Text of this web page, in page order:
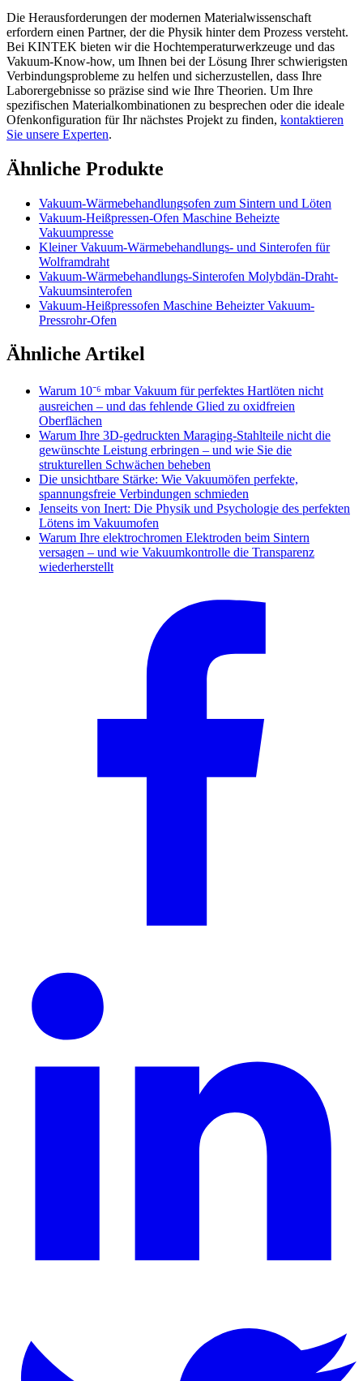
Die Herausforderungen der modernen Materialwissenschaft
erfordern einen Partner, der die Physik hinter dem Prozess versteht.
Bei KINTEK bieten wir die Hochtemperaturwerkzeuge und das
Vakuum-Know-how, um Ihnen bei der Lösung Ihrer schwierigsten
Verbindungsprobleme zu helfen und sicherzustellen, dass Ihre
Laborergebnisse so präzise sind wie Ihre Theorien. Um Ihre
spezifischen Materialkombinationen zu besprechen oder die ideale
Ofenkonfiguration für Ihr nächstes Projekt zu finden, kontaktieren
Sie unsere Experten.
Ähnliche Produkte
Vakuum-Wärmebehandlungsofen zum Sintern und Löten
Vakuum-Heißpressen-Ofen Maschine Beheizte
Vakuumpresse
Kleiner Vakuum-Wärmebehandlungs- und Sinterofen für
Wolframdraht
Vakuum-Wärmebehandlungs-Sinterofen Molybdän-Draht-
Vakuumsinterofen
Vakuum-Heißpressofen Maschine Beheizter Vakuum-
Pressrohr-Ofen
Ähnliche Artikel
Warum 10⁻⁶ mbar Vakuum für perfektes Hartlöten nicht
ausreichen – und das fehlende Glied zu oxidfreien
Oberflächen
Warum Ihre 3D-gedruckten Maraging-Stahlteile nicht die
gewünschte Leistung erbringen – und wie Sie die
strukturellen Schwächen beheben
Die unsichtbare Stärke: Wie Vakuumöfen perfekte,
spannungsfreie Verbindungen schmieden
Jenseits von Inert: Die Physik und Psychologie des perfekten
Lötens im Vakuumofen
Warum Ihre elektrochromen Elektroden beim Sintern
versagen – und wie Vakuumkontrolle die Transparenz
wiederherstellt